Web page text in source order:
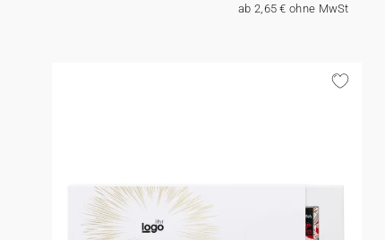
ab 2,65 € ohne MwSt